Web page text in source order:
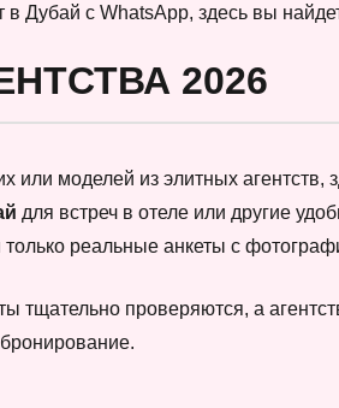
Дубай с WhatsApp, здесь вы
2026
или моделей из элитных агентств,
для встреч в отеле или другие
реальные анкеты с
тщательно проверяются, а